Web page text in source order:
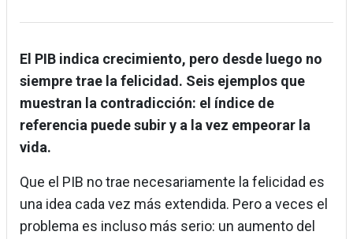
El PIB indica crecimiento, pero desde luego no
siempre trae la felicidad. Seis ejemplos que
muestran la contradicción: el índice de
referencia puede subir y a la vez empeorar la
vida.
Que el PIB no trae necesariamente la felicidad es
una idea cada vez más extendida. Pero a veces el
problema es incluso más serio: un aumento del